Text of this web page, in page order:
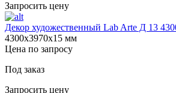
Запросить цену
Декор художественный Lab Arte Д 13
4300х3970х15 мм
Цена по запросу
Под заказ
Запросить цену